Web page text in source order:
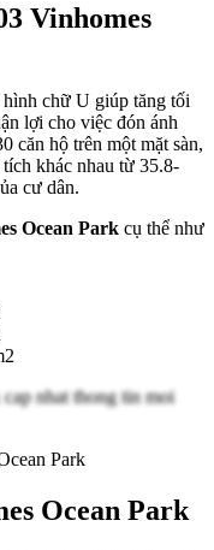
Vinhomes
chữ U giúp tăng tối
lợi cho việc đón ánh
căn hộ trên một mặt sàn,
khác nhau từ 35.8-
cư dân.
Ocean Park cụ thể như
Park
Ocean Park